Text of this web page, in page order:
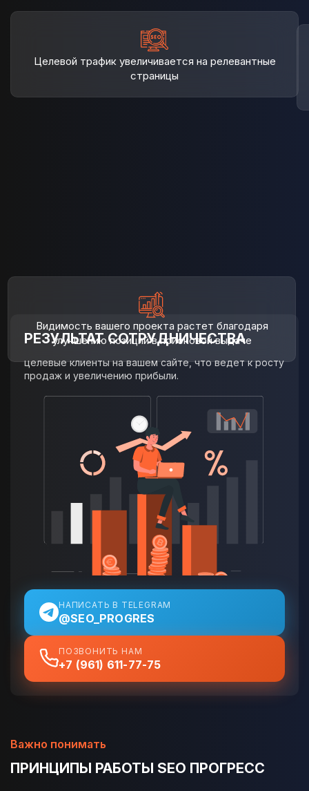
Целевой трафик увеличивается на релевантные
страницы
Видимость вашего проекта растет благодаря
улучшению позиций в поисковой выдаче
РЕЗУЛЬТАТ СОТРУДНИЧЕСТВА
целевые клиенты на вашем сайте, что ведет к росту
продаж и увеличению прибыли.
НАПИСАТЬ В TELEGRAM
@SEO_PROGRES
ПОЗВОНИТЬ НАМ
+7 (961) 611-77-75
Важно понимать
ПРИНЦИПЫ РАБОТЫ SEO ПРОГРЕСС